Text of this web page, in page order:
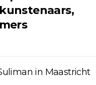
in Maastricht